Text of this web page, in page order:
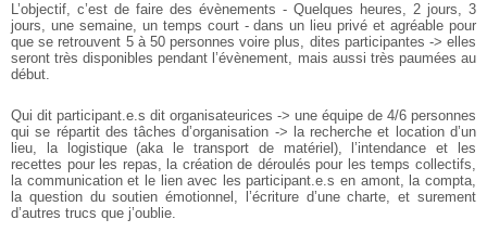
L’objectif, c’est de faire des évènements - Quelques heures, 2 jours, 3
jours, une semaine, un temps court - dans un lieu privé et agréable pour
que se retrouvent 5 à 50 personnes voire plus, dites participantes -> elles
seront très disponibles pendant l’évènement, mais aussi très paumées au
début.
Qui dit participant.e.s dit organisateurices -> une équipe de 4/6 personnes
qui se répartit des tâches d’organisation -> la recherche et location d’un
lieu, la logistique (aka le transport de matériel), l’intendance et les
recettes pour les repas, la création de déroulés pour les temps collectifs,
la communication et le lien avec les participant.e.s en amont, la compta,
la question du soutien émotionnel, l’écriture d’une charte, et surement
d’autres trucs que j’oublie.